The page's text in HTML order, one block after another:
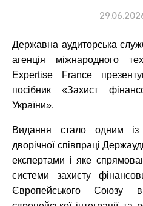
Державна аудиторська
агенція міжнародного
Expertise France
посібник «Захист
України».
Видання стало одним із
дворічної співпраці
експертами і яке
системи захисту
Європейського Союзу